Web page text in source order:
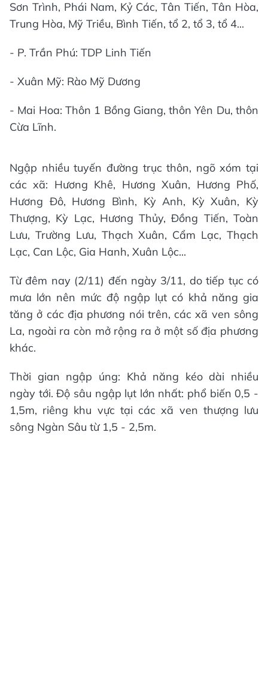
Sơn Trình, Phái Nam, Kỷ Các, Tân Tiến, Tân Hòa,
Trung Hòa, Mỹ Triều, Bình Tiến, tổ 2, tổ 3, tổ 4...
- P. Trần Phú: TDP Linh Tiến
- Xuân Mỹ: Rào Mỹ Dương
- Mai Hoa: Thôn 1 Bồng Giang, thôn Yên Du, thôn
Cừa Lĩnh.
Ngập nhiều tuyến đường trục thôn, ngõ xóm tại
các xã: Hương Khê, Hương Xuân, Hương Phố,
Hương Đô, Hương Bình, Kỳ Anh, Kỳ Xuân, Kỳ
Thượng, Kỳ Lạc, Hương Thủy, Đồng Tiến, Toàn
Lưu, Trường Lưu, Thạch Xuân, Cẩm Lạc, Thạch
Lạc, Can Lộc, Gia Hanh, Xuân Lộc...
Từ đêm nay (2/11) đến ngày 3/11, do tiếp tục có
mưa lớn nên mức độ ngập lụt có khả năng gia
tăng ở các địa phương nói trên, các xã ven sông
La, ngoài ra còn mở rộng ra ở một số địa phương
khác.
Thời gian ngập úng: Khả năng kéo dài nhiều
ngày tới. Độ sâu ngập lụt lớn nhất: phổ biến 0,5 -
1,5m, riêng khu vực tại các xã ven thượng lưu
sông Ngàn Sâu từ 1,5 - 2,5m.